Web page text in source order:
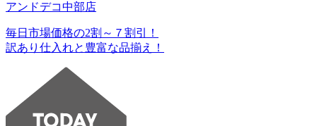
アンドデコ中部店
毎日市場価格の2割～７割引！
訳あり仕入れと豊富な品揃え！